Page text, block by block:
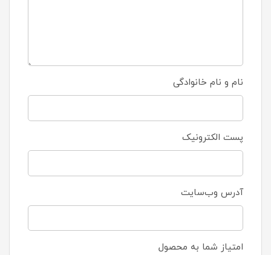
نام و نام خانوادگی
پست الکترونیک
آدرس وب‌سایت
امتیاز شما به محصول